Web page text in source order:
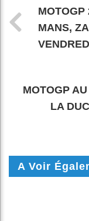
MOTOGP
MANS,
MOTOGP
LA
A Voir